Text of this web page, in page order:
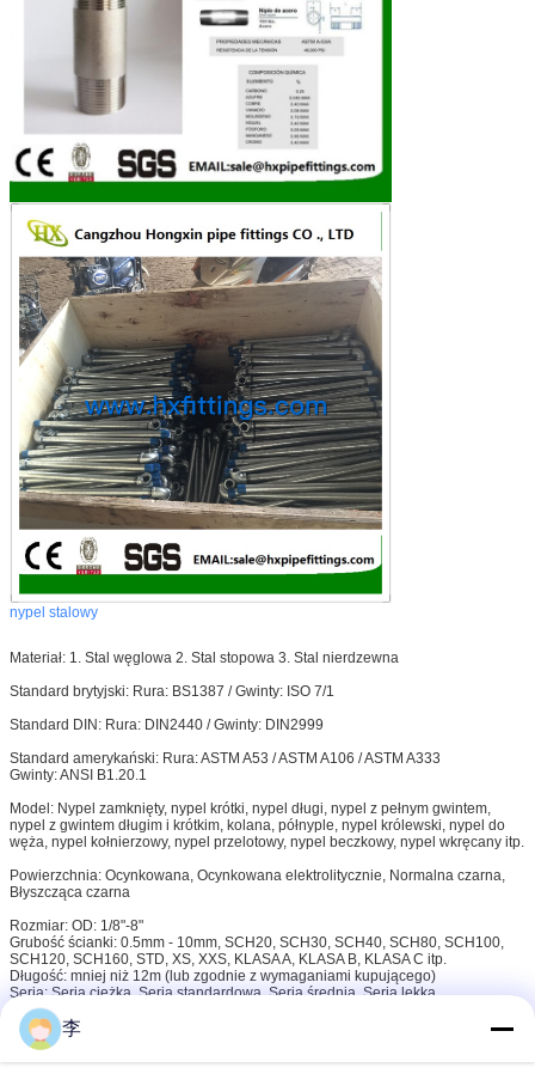
nypel stalowy
Materiał: 1. Stal węglowa 2. Stal stopowa 3. Stal nierdzewna
Standard brytyjski: Rura: BS1387 / Gwinty: ISO 7/1
Standard DIN: Rura: DIN2440 / Gwinty: DIN2999
Standard amerykański: Rura: ASTM A53 / ASTM A106 / ASTM A333
Gwinty: ANSI B1.20.1
Model: Nypel zamknięty, nypel krótki, nypel długi, nypel z pełnym gwintem,
nypel z gwintem długim i krótkim, kolana, półnyple, nypel królewski, nypel do
węża, nypel kołnierzowy, nypel przelotowy, nypel beczkowy, nypel wkręcany itp.
Powierzchnia: Ocynkowana, Ocynkowana elektrolitycznie, Normalna czarna,
Błyszcząca czarna
Rozmiar: OD: 1/8"-8"
Grubość ścianki: 0.5mm - 10mm, SCH20, SCH30, SCH40, SCH80, SCH100,
SCH120, SCH160, STD, XS, XXS, KLASA A, KLASA B, KLASA C itp.
Długość: mniej niż 12m (lub zgodnie z wymaganiami kupującego)
Seria: Seria ciężka, Seria standardowa, Seria średnia, Seria lekka
Certyfikat: ISO9001:2000, BV, SGS
KONTAKT: LILY
李